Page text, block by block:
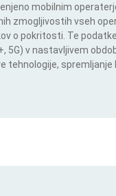
mobilnim
zmogljivostih vseh
o pokritosti. Te
5G) v nastavljivem
tehnologije,